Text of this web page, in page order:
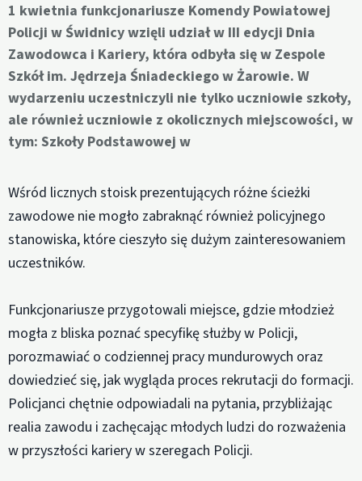
1 kwietnia funkcjonariusze Komendy Powiatowej
Policji w Świdnicy wzięli udział w III edycji Dnia
Zawodowca i Kariery, która odbyła się w Zespole
Szkół im. Jędrzeja Śniadeckiego w Żarowie. W
wydarzeniu uczestniczyli nie tylko uczniowie szkoły,
ale również uczniowie z okolicznych miejscowości, w
tym: Szkoły Podstawowej w
Wśród licznych stoisk prezentujących różne ścieżki
zawodowe nie mogło zabraknąć również policyjnego
stanowiska, które cieszyło się dużym zainteresowaniem
uczestników.
Funkcjonariusze przygotowali miejsce, gdzie młodzież
mogła z bliska poznać specyfikę służby w Policji,
porozmawiać o codziennej pracy mundurowych oraz
dowiedzieć się, jak wygląda proces rekrutacji do formacji.
Policjanci chętnie odpowiadali na pytania, przybliżając
realia zawodu i zachęcając młodych ludzi do rozważenia
w przyszłości kariery w szeregach Policji.